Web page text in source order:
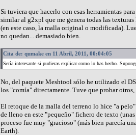
Si tuviera que hacerlo con esas herramientas
similar al g2xpl que me genera todas las
(en este caso, la malla original o modificada).
no quedan... demasiado bien.
Cita de: qumake en 11 Abril, 2011, 00:04:05
Sería interesante si pudieras explicar como lo has hecho.
No, del paquete Meshtool sólo he utilizado el
los "comía" directamente. Tuve que probar
El retoque de la malla del terreno lo hice "a
de lleno en este "pequeño" fichero de texto
proceso fue muy "gracioso" (más bien parecía
Earth).